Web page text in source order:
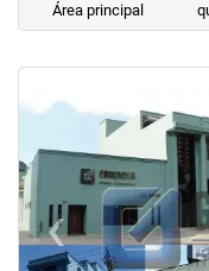
Área principal
‹Previous